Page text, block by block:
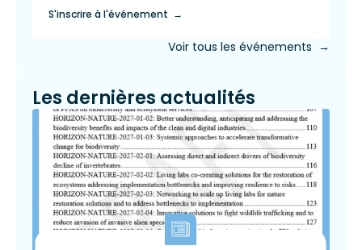
S'inscrire à l'événement →
Voir tous les événements →
Les dernières actualités